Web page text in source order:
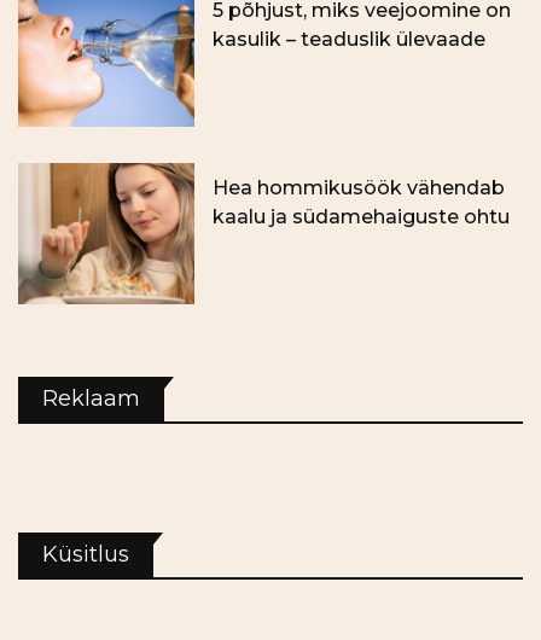
5 põhjust, miks veejoomine on
kasulik – teaduslik ülevaade
Hea hommikusöök vähendab
kaalu ja südamehaiguste ohtu
Reklaam
Küsitlus